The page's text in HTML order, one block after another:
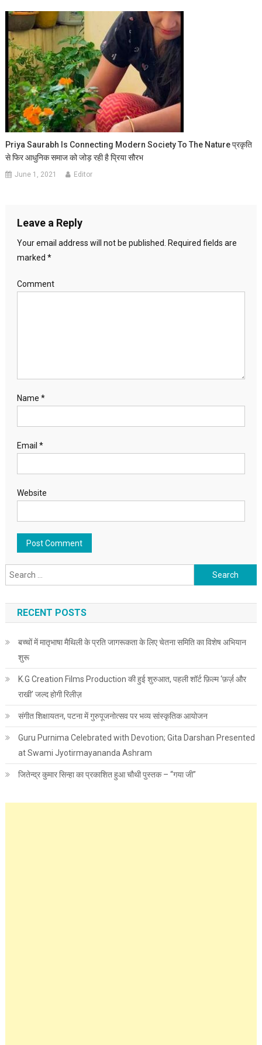
Priya Saurabh Is Connecting Modern Society To The Nature प्रकृति
से फिर आधुनिक समाज को जोड़ रही है प्रिया सौरभ
June 1, 2021 Editor
Leave a Reply
Your email address will not be published. Required fields are
marked *
Comment
Name *
Email *
Website
Search for:
RECENT POSTS
बच्चों में मातृभाषा मैथिली के प्रति जागरूकता के लिए चेतना समिति का विशेष अभियान
शुरू
K.G Creation Films Production की हुई शुरुआत, पहली शॉर्ट फ़िल्म ‘फ़र्ज़ और
राखी’ जल्द होगी रिलीज़
संगीत शिक्षायतन, पटना में गुरुपूजनोत्सव पर भव्य सांस्कृतिक आयोजन
Guru Purnima Celebrated with Devotion; Gita Darshan Presented
at Swami Jyotirmayananda Ashram
जितेन्द्र कुमार सिन्हा का प्रकाशित हुआ चौथी पुस्तक – “गया जी”